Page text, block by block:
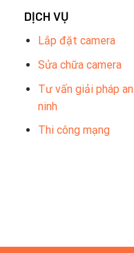
DỊCH VỤ
Lắp đặt camera
Sửa chữa camera
Tư vấn giải pháp an
ninh
Thi công mạng